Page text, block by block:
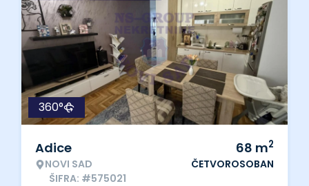
360°
Adice
NOVI SAD
ŠIFRA: #575021
68 m2
ČETVOROSOBAN